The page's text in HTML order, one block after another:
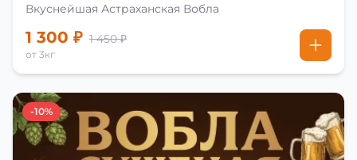
Вкуснейшая Астраханская Вобла
1 300 ₽ 1 450 ₽
от 3кг
-10%